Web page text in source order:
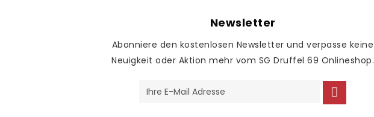
Newsletter
Abonniere den kostenlosen Newsletter und verpasse keine
Neuigkeit oder Aktion mehr vom SG Druffel 69 Onlineshop.